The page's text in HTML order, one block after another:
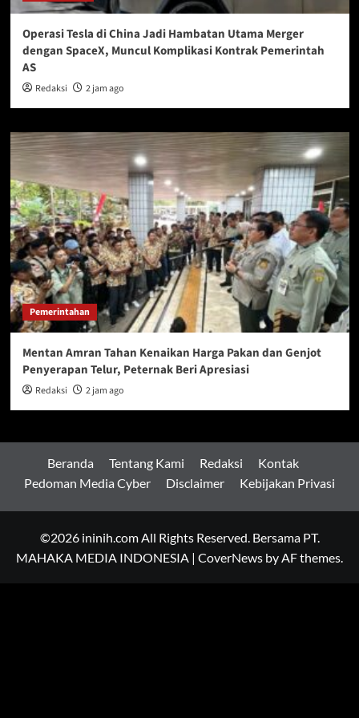
Operasi Tesla di China Jadi Hambatan Utama Merger
dengan SpaceX, Muncul Komplikasi Kontrak Pemerintah
AS
Redaksi 2 jam ago
Pemerintahan
Mentan Amran Tahan Kenaikan Harga Pakan dan Genjot
Penyerapan Telur, Peternak Beri Apresiasi
Redaksi 2 jam ago
Beranda Tentang Kami Redaksi
Kontak
Pedoman Media Cyber
Disclaimer Kebijakan Privasi
©2026 ininih.com All Rights Reserved. Bersama PT.
MAHAKA MEDIA INDONESIA | CoverNews by AF themes.